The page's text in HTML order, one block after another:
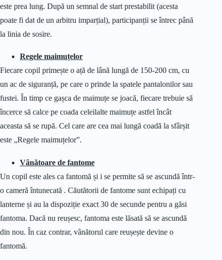
este prea lung. După un semnal de start prestabilit (acesta
poate fi dat de un arbitru imparțial), participanții se întrec până
la linia de sosire.
Regele maimuțelor
Fiecare copil primește o ață de lână lungă de 150-200 cm, cu
un ac de siguranță, pe care o prinde la spatele pantalonilor sau
fustei. În timp ce gașca de maimuțe se joacă, fiecare trebuie să
încerce să calce pe coada celeilalte maimuțe astfel încât
aceasta să se rupă. Cel care are cea mai lungă coadă la sfârșit
este „Regele maimuțelor”.
Vânătoare de fantome
Un copil este ales ca fantomă și i se permite să se ascundă într-
o cameră întunecată . Căutătorii de fantome sunt echipați cu
lanterne și au la dispoziție exact 30 de secunde pentru a găsi
fantoma. Dacă nu reușesc, fantoma este lăsată să se ascundă
din nou. În caz contrar, vânătorul care reușește devine o
fantomă.